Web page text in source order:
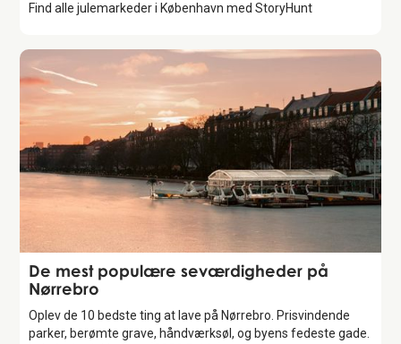
Find alle julemarkeder i København med StoryHunt
Guide
De mest populære seværdigheder på
Nørrebro
Oplev de 10 bedste ting at lave på Nørrebro. Prisvindende
parker, berømte grave, håndværksøl, og byens fedeste gade.